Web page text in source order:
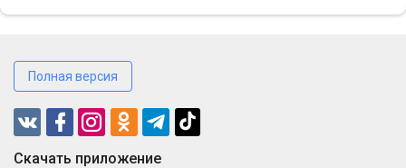
Полная версия
Cкачать приложение